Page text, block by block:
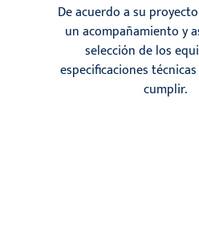
De acuerdo a su
un acompañamiento y
selección de los
especificaciones
cumplir.